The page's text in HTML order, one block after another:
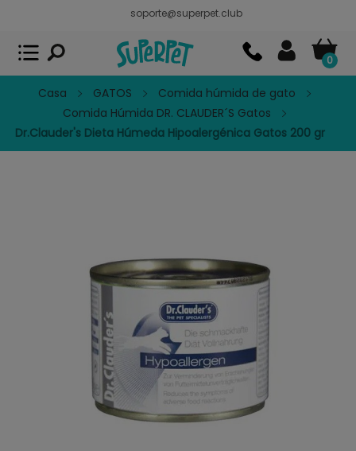
soporte@superpet.club
0
Casa GATOS
Comida húmida de gato
Comida Húmida DR. CLAUDER´S Gatos
Dr.Clauder's Dieta Húmeda Hipoalergénica Gatos 200 gr
Superpet, comida para mascotas
APP GRATIS - En Google Play